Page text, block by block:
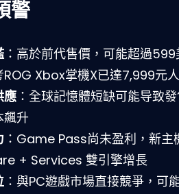
警
：高於前代售價，可能超過599
ROG Xbox掌機X已達7,999元
應 ：全球記憶體短缺可能导致
飆升
：Game Pass尚未盈利，新主
+ Services 雙引擎增長
：與PC遊戲市場直接競爭，可